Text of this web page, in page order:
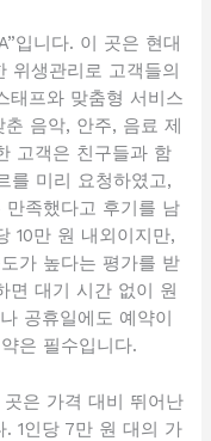
입니다. 이 곳은 현대
위생관리로 고객들의
태프와 맞춤형 서비스
음악, 안주, 음료 제
고객은 친구들과 함
를 미리 요청하였고,
족했다고 후기를 남
10만 원 내외이지만,
가 높다는 평가를 받
면 대기 시간 없이 원
공휴일에도 예약이
은 필수입니다.
은 가격 대비 뛰어난
1인당 7만 원 대의 가